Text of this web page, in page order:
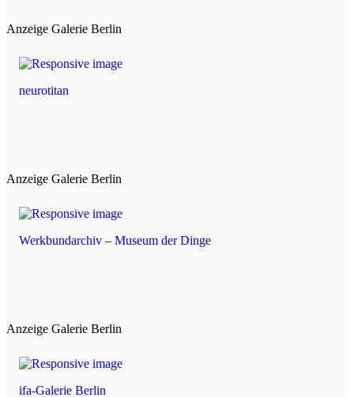
Anzeige Galerie Berlin
neurotitan
Anzeige Galerie Berlin
Werkbundarchiv – Museum der Dinge
Anzeige Galerie Berlin
ifa-Galerie Berlin